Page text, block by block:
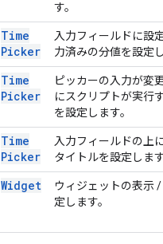
す。
Time
Picker
入力フィールドに設
力済みの分値を設定し
Time
Picker
ピッカーの入力が変
にスクリプトが実行
を設定します。
Time
Picker
入力フィールドの上
タイトルを設定します
Widget
ウィジェットの表示
定します。